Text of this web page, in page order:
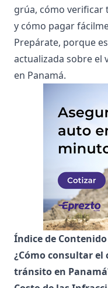
grúa, cómo verificar
y cómo pagar
Prepárate, porque
actualizada sobre el
en Panamá.
Índice de Contenido
¿Cómo consultar el
tránsito en